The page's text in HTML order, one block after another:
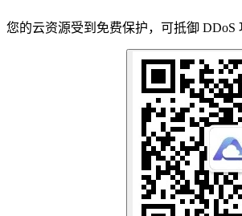
您的云资源受到免费保护，可抵御